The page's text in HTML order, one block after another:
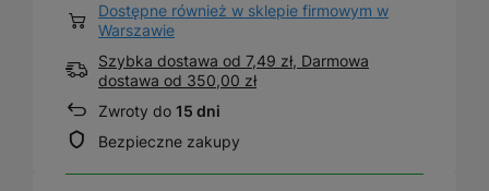
Dostępne również w sklepie firmowym w
Warszawie
Szybka dostawa od 7,49 zł, Darmowa
dostawa od 350,00 zł
Zwroty do 15 dni
Bezpieczne zakupy